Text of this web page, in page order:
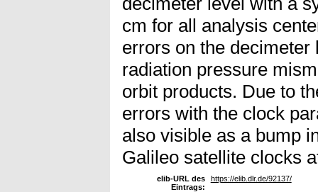
cm for all analysis
errors on the
radiation pressure
orbit products. Due to
errors with the clock
also visible as a bump
Galileo satellite clocks
elib-URL des
Eintrags:
https://elib.dlr.de/92137/